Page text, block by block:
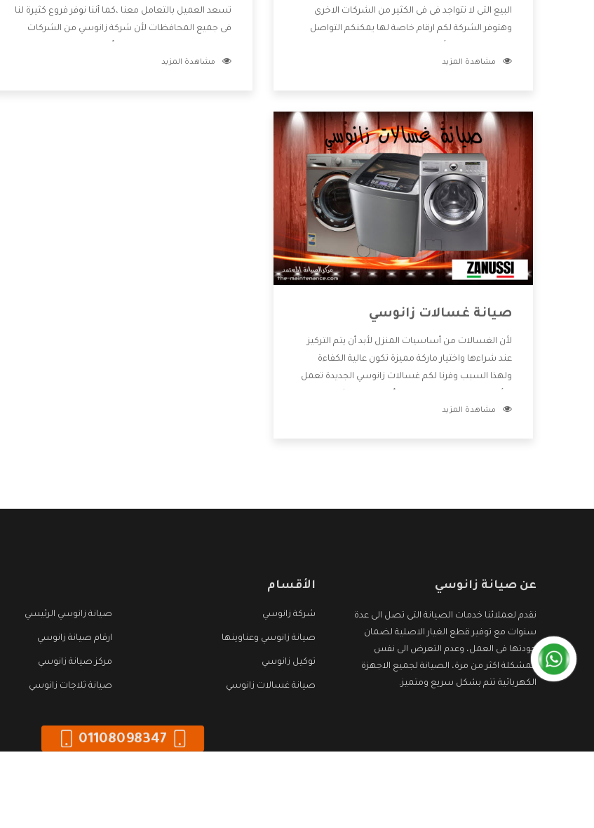
البيع التى لا تتواجد فى فى الكثير من الشركات الاخرى
وهتوفر الشركة لكم ارقام خاصة لها يمكنكم التواصل
بأسعار منخفضة تناسب جميع العملاء من خلال
مشاهدة المزيد
تسعد العميل بالتعامل معنا ،كما أننا نوفر فروع كثيرة لنا
فى جميع المحافظات لأن شركة زانوسي من الشركات
الأجهزة التى توفرها لكم كما أنها تهتم بالخدمات التى
مشاهدة المزيد
صيانة غسالات زانوسي
لأن الغسالات من أساسيات المنزل لأبد أن يتم التركيز
عند شراءها واختيار ماركة مميزة تكون عالية الكفاءة
ولهذا السبب وفرنا لكم غسالات زانوسي الجديدة تعمل
ومتطور تجعلكم مستمتعين بشراء المنتج وتقدم لنا
مشاهدة المزيد
عن صيانة زانوسي
نقدم لعملائنا خدمات الصيانة التى تصل الى عدة
سنوات مع توفير قطع الغيار الاصلية لضمان
جودتها فى العمل، وعدم التعرض الى نفس
المشكلة اكثر من مرة، الصيانة لجميع الاجهزة
الكهربائية تتم بشكل سريع ومتميز.
الأقسام
شركة زانوسي صيانة زانوسي الرئيسي
صيانة زانوسي وعناوينها ارقام صيانة زانوسي
توكيل زانوسي مركز صيانة زانوسي
صيانة غسالات زانوسي صيانة ثلاجات زانوسي
01108098347